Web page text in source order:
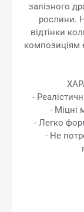
залізного
рослини.
відтінки
композиціям
-
- Міцні
- Легко
- Не